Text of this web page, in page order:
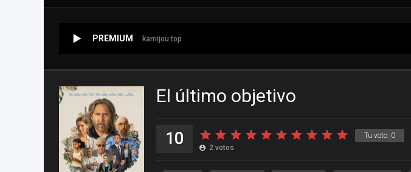
PREMIUM kamijou.top
El último objetivo
Tu voto: 0
10 2 votos